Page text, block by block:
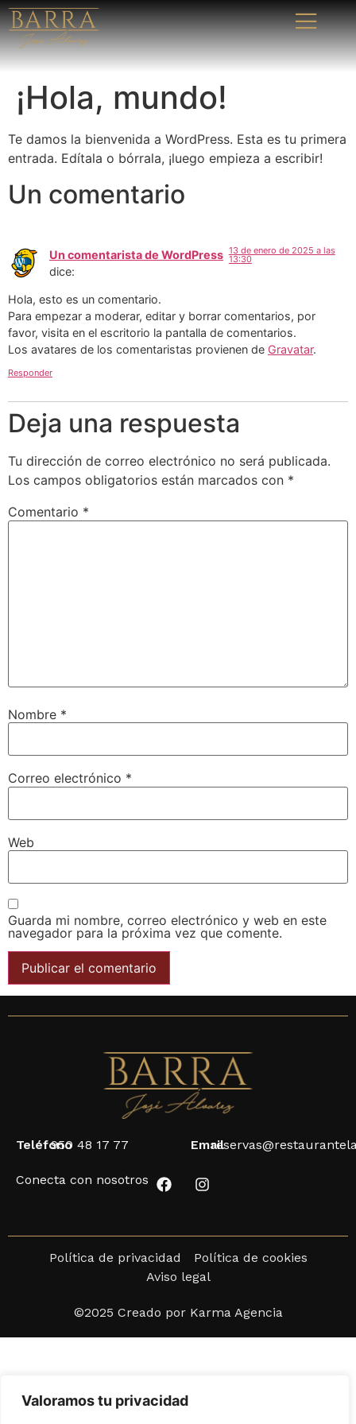
Valoramos tu privacidad
¡Hola, mundo!
Te damos la bienvenida a WordPress. Esta es tu primera
entrada. Edítala o bórrala, ¡luego empieza a escribir!
Un comentario
Un comentarista de WordPress
dice:
13 de enero de 2025 a las
13:30
Hola, esto es un comentario.
Para empezar a moderar, editar y borrar comentarios, por
favor, visita en el escritorio la pantalla de comentarios.
Los avatares de los comentaristas provienen de Gravatar.
Responder
Deja una respuesta
Tu dirección de correo electrónico no será publicada.
Los campos obligatorios están marcados con *
Comentario *
Nombre *
Correo electrónico *
Web
Guarda mi nombre, correo electrónico y web en este
navegador para la próxima vez que comente.
Teléfono950 48 17 77 Email
Conecta con nosotros
©2025 Creado por Karma Agencia
Política de privacidad
Política de cookies
Aviso legal